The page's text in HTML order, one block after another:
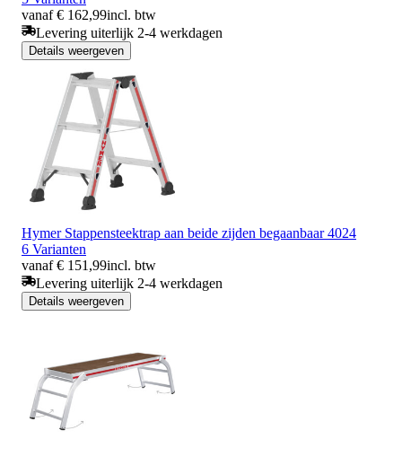
vanaf € 162,99incl. btw
Levering uiterlijk 2-4 werkdagen
Details weergeven
Hymer Stappensteektrap aan beide zijden begaanbaar 4024
6 Varianten
vanaf € 151,99incl. btw
Levering uiterlijk 2-4 werkdagen
Details weergeven